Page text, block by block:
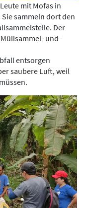
mit Mofas in
sammeln dort den
Der
und -
entsorgen
saubere Luft, weil